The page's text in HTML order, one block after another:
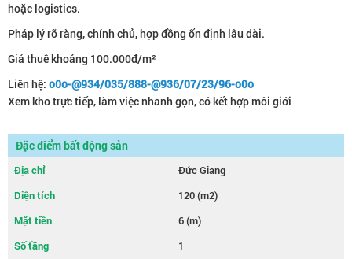
hoặc logistics.
Pháp lý rõ ràng, chính chủ, hợp đồng ổn định lâu dài.
Giá thuê khoảng 100.000đ/m²
Liên hệ: o0o-@934/035/888-@936/07/23/96-o0o
Xem kho trực tiếp, làm việc nhanh gọn, có kết hợp môi giới
Đặc điểm bất động sản
Địa chỉ
Đức Giang
Diện tích
120 (m2)
Mặt tiền
6 (m)
Số tầng
1